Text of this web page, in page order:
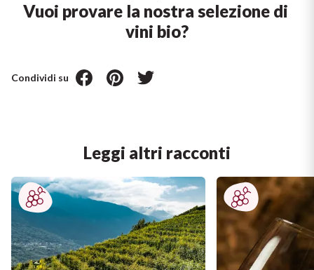
Vuoi provare la nostra selezione di
vini bio?
Condividi su
Leggi altri racconti